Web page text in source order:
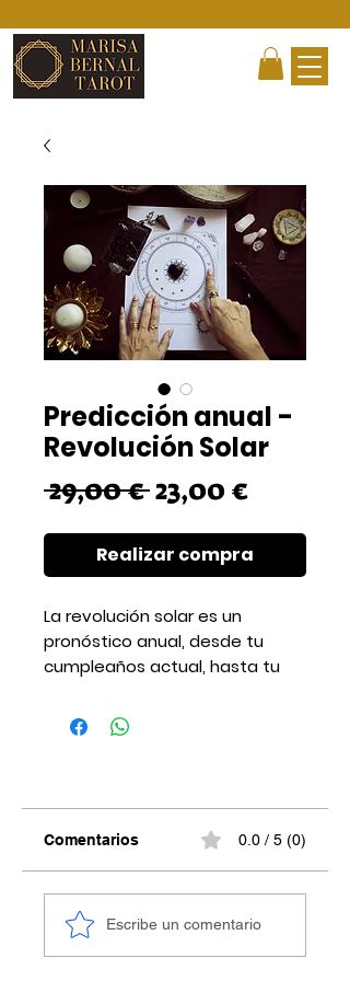
Predicción anual -
Revolución Solar
29,00 € Precio
23,00 €Precio
de
oferta
Realizar compra
La revolución solar es un
pronóstico anual, desde tu
cumpleaños actual, hasta tu
Este pronóstico es una guía
importante que nos habla de
serán los momentos álgidos y
las oportunidades.
Duración: 30min de sesión
telefónica.
Comentarios 0.0 / 5 (0)
Escribe un comentario